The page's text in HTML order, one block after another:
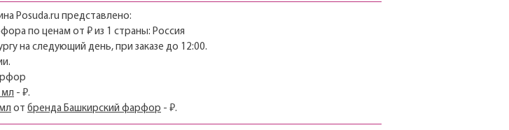
Posuda.ru представлено:
по ценам от ₽ из 1 страны: Россия
на следующий день, при заказе до 12:00.
мл - ₽.
от бренда Башкирский фарфор - ₽.